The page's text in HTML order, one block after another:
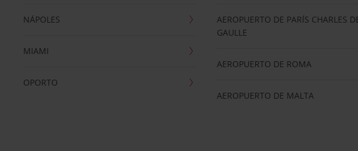
NÁPOLES
MIAMI
OPORTO
AEROPUERTO DE PARÍS CHARLES
GAULLE
AEROPUERTO DE ROMA
AEROPUERTO DE MALTA